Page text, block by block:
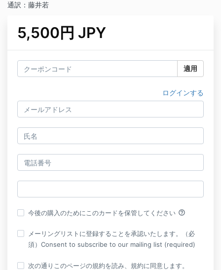
通訳：藤井若
5,500円 JPY
適用
ログインする
今後の購入のためにこのカードを保管してください help_outline
メーリングリストに登録することを承認いたします。（必
須）Consent to subscribe to our mailing list (required)
次の通りこのページの規約を読み、規約に同意します。